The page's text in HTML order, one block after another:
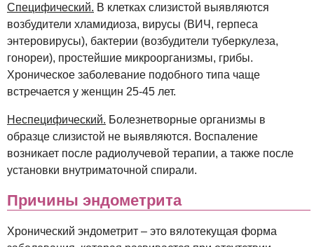
Специфический. В клетках слизистой выявляются
возбудители хламидиоза, вирусы (ВИЧ, герпеса
энтеровирусы), бактерии (возбудители туберкулеза,
гонореи), простейшие микроорганизмы, грибы.
Хроническое заболевание подобного типа чаще
встречается у женщин 25-45 лет.
Неспецифический. Болезнетворные организмы в
образце слизистой не выявляются. Воспаление
возникает после радиолучевой терапии, а также после
установки внутриматочной спирали.
Причины эндометрита
Хронический эндометрит – это вялотекущая форма